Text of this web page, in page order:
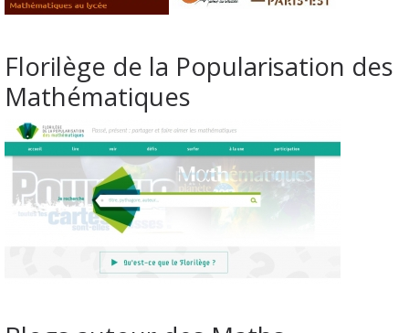
Florilège de la Popularisation des
Mathématiques